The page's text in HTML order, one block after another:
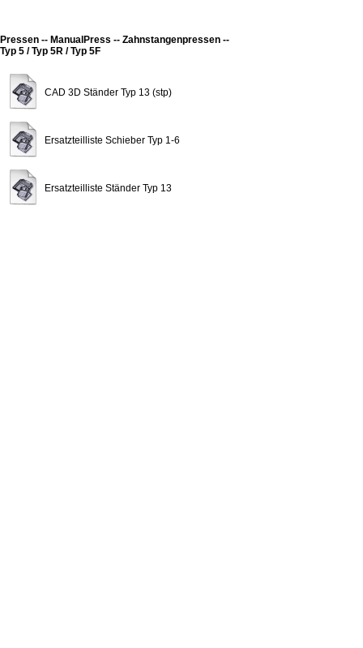
Pressen -- ManualPress -- Zahnstangenpressen --
Typ 5 / Typ 5R / Typ 5F
CAD 3D Ständer Typ 13 (stp)
Ersatzteilliste Schieber Typ 1-6
Ersatzteilliste Ständer Typ 13